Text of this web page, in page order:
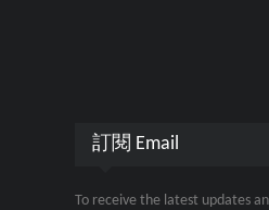
訂閱 Email
To receive the latest updates